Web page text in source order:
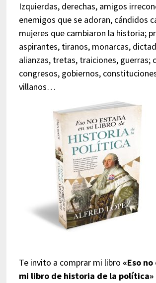
Izquierdas, derechas, amigos
enemigos que se adoran, cándidos
mujeres que cambiaron la historia;
aspirantes, tiranos, monarcas,
alianzas, tretas, traiciones, guerras;
congresos, gobiernos,
villanos…
Te invito a comprar mi libro «Eso
mi libro de historia de la política»